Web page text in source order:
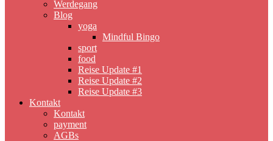
Werdegang
Blog
yoga
Mindful Bingo
sport
food
Reise Update #1
Reise Update #2
Reise Update #3
Kontakt
Kontakt
payment
AGBs